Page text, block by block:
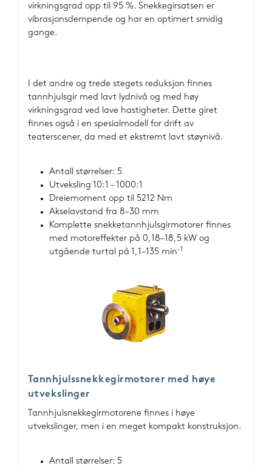
virkningsgrad opp til 95 %. Snekkegirsatsen er
vibrasjonsdempende og har en optimert smidig
gange.
I det andre og trede stegets reduksjon finnes
tannhjulsgir med lavt lydnivå og med høy
virkningsgrad ved lave hastigheter. Dette giret
finnes også i en spesialmodell for drift av
teaterscener, da med et ekstremt lavt støynivå.
Antall størrelser: 5
Utveksling 10:1 – 1000:1
Dreiemoment opp til 5212 Nm
Akselavstand fra 8–30 mm
Komplette snekketannhjulsgirmotorer finnes
med motoreffekter på 0,18–18,5 kW og
utgående turtal på 1,1–135 min -1
Tannhjulssnekkegirmotorer med høye
utvekslinger
Tannhjulsnekkegirmotorene finnes i høye
utvekslinger, men i en meget kompakt konstruksjon.
Antall størrelser: 5